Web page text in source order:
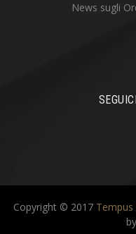
News sugli
Copyright © 2017
by